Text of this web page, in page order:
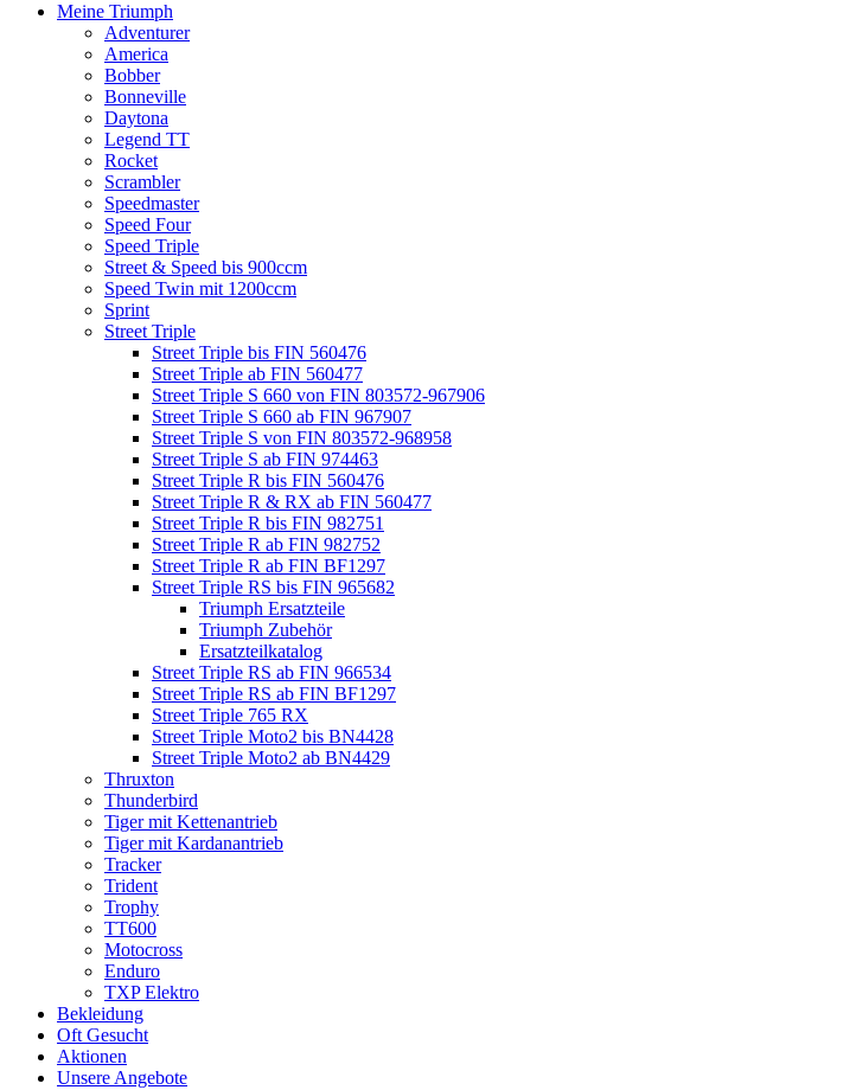
Meine Triumph
Adventurer
America
Bobber
Bonneville
Daytona
Legend TT
Rocket
Scrambler
Speedmaster
Speed Four
Speed Triple
Street & Speed bis 900ccm
Speed Twin mit 1200ccm
Sprint
Street Triple
Street Triple bis FIN 560476
Street Triple ab FIN 560477
Street Triple S 660 von FIN 803572-967906
Street Triple S 660 ab FIN 967907
Street Triple S von FIN 803572-968958
Street Triple S ab FIN 974463
Street Triple R bis FIN 560476
Street Triple R & RX ab FIN 560477
Street Triple R bis FIN 982751
Street Triple R ab FIN 982752
Street Triple R ab FIN BF1297
Street Triple RS bis FIN 965682
Triumph Ersatzteile
Triumph Zubehör
Ersatzteilkatalog
Street Triple RS ab FIN 966534
Street Triple RS ab FIN BF1297
Street Triple 765 RX
Street Triple Moto2 bis BN4428
Street Triple Moto2 ab BN4429
Thruxton
Thunderbird
Tiger mit Kettenantrieb
Tiger mit Kardanantrieb
Tracker
Trident
Trophy
TT600
Motocross
Enduro
TXP Elektro
Bekleidung
Oft Gesucht
Aktionen
Unsere Angebote